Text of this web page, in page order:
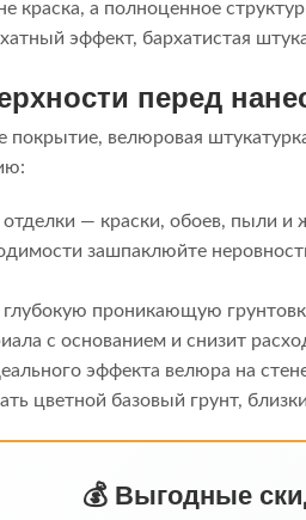
краска, а полноценное
эффект, бархатистая
перед
покрытие, велюровая
отделки — краски, обоев, пыли и
зашпаклюйте
глубокую проникающую
с основанием и снизит
эффекта велюра на
цветной базовый грунт,
💰 Выгодные